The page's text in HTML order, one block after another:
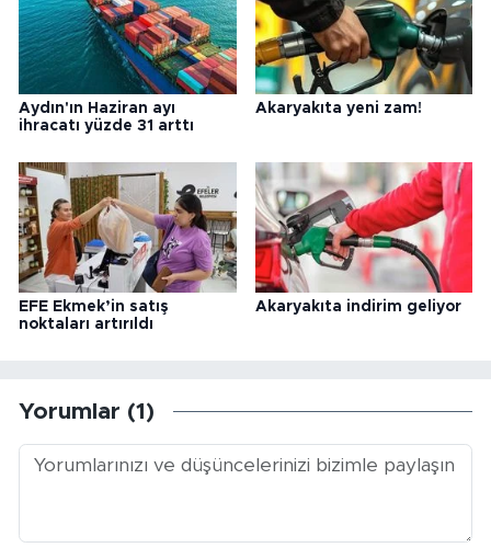
Aydın'ın Haziran ayı
ihracatı yüzde 31 arttı
Akaryakıta yeni zam!
EFE Ekmek’in satış
noktaları artırıldı
Akaryakıta indirim geliyor
Yorumlar (1)